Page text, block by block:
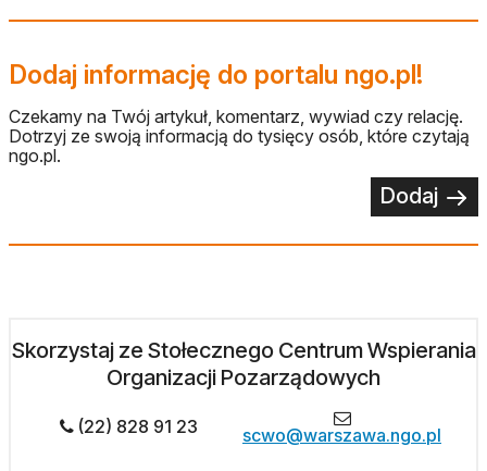
Dodaj informację do portalu ngo.pl!
Czekamy na Twój artykuł, komentarz, wywiad czy relację.
Dotrzyj ze swoją informacją do tysięcy osób, które czytają
ngo.pl.
Dodaj
Skorzystaj ze Stołecznego Centrum Wspierania
Organizacji Pozarządowych
(22) 828 91 23 scwo@warszawa.ngo.pl